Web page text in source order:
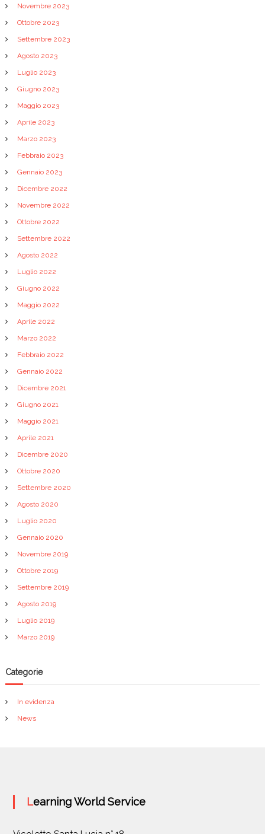
Novembre 2023
Ottobre 2023
Settembre 2023
Agosto 2023
Luglio 2023
Giugno 2023
Maggio 2023
Aprile 2023
Marzo 2023
Febbraio 2023
Gennaio 2023
Dicembre 2022
Novembre 2022
Ottobre 2022
Settembre 2022
Agosto 2022
Luglio 2022
Giugno 2022
Maggio 2022
Aprile 2022
Marzo 2022
Febbraio 2022
Gennaio 2022
Dicembre 2021
Giugno 2021
Maggio 2021
Aprile 2021
Dicembre 2020
Ottobre 2020
Settembre 2020
Agosto 2020
Luglio 2020
Gennaio 2020
Novembre 2019
Ottobre 2019
Settembre 2019
Agosto 2019
Luglio 2019
Marzo 2019
Categorie
In evidenza
News
Learning World Service